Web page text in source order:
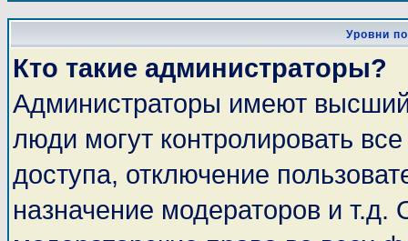
Уровни
Кто такие администраторы?
Администраторы имеют
люди могут контролировать
доступа, отключение
назначение модераторов и